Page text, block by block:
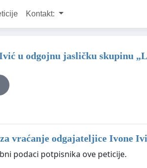
Kontakt:
u odgojnu jasličku skupinu
vraćanje odgajateljice Ivone
podaci potpisnika ove peticije.